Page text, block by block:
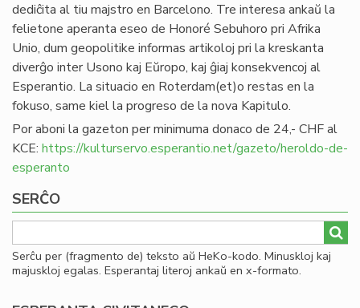
dediĉita al tiu majstro en Barcelono. Tre interesa ankaŭ la
felietone aperanta eseo de Honoré Sebuhoro pri Afrika
Unio, dum geopolitike informas artikoloj pri la kreskanta
diverĝo inter Usono kaj Eŭropo, kaj ĝiaj konsekvencoj al
Esperantio. La situacio en Roterdam(et)o restas en la
fokuso, same kiel la progreso de la nova Kapitulo.
Por aboni la gazeton per minimuma donaco de 24,- CHF al
KCE: https://kulturservo.esperantio.net/gazeto/heroldo-de-
esperanto
SERĈO
Serĉu per (fragmento de) teksto aŭ HeKo-kodo. Minuskloj kaj
majuskloj egalas. Esperantaj literoj ankaŭ en x-formato.